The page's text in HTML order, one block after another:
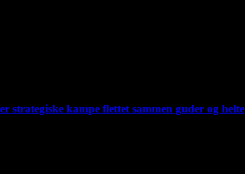
strategiske kampe flettet sammen guder og helte